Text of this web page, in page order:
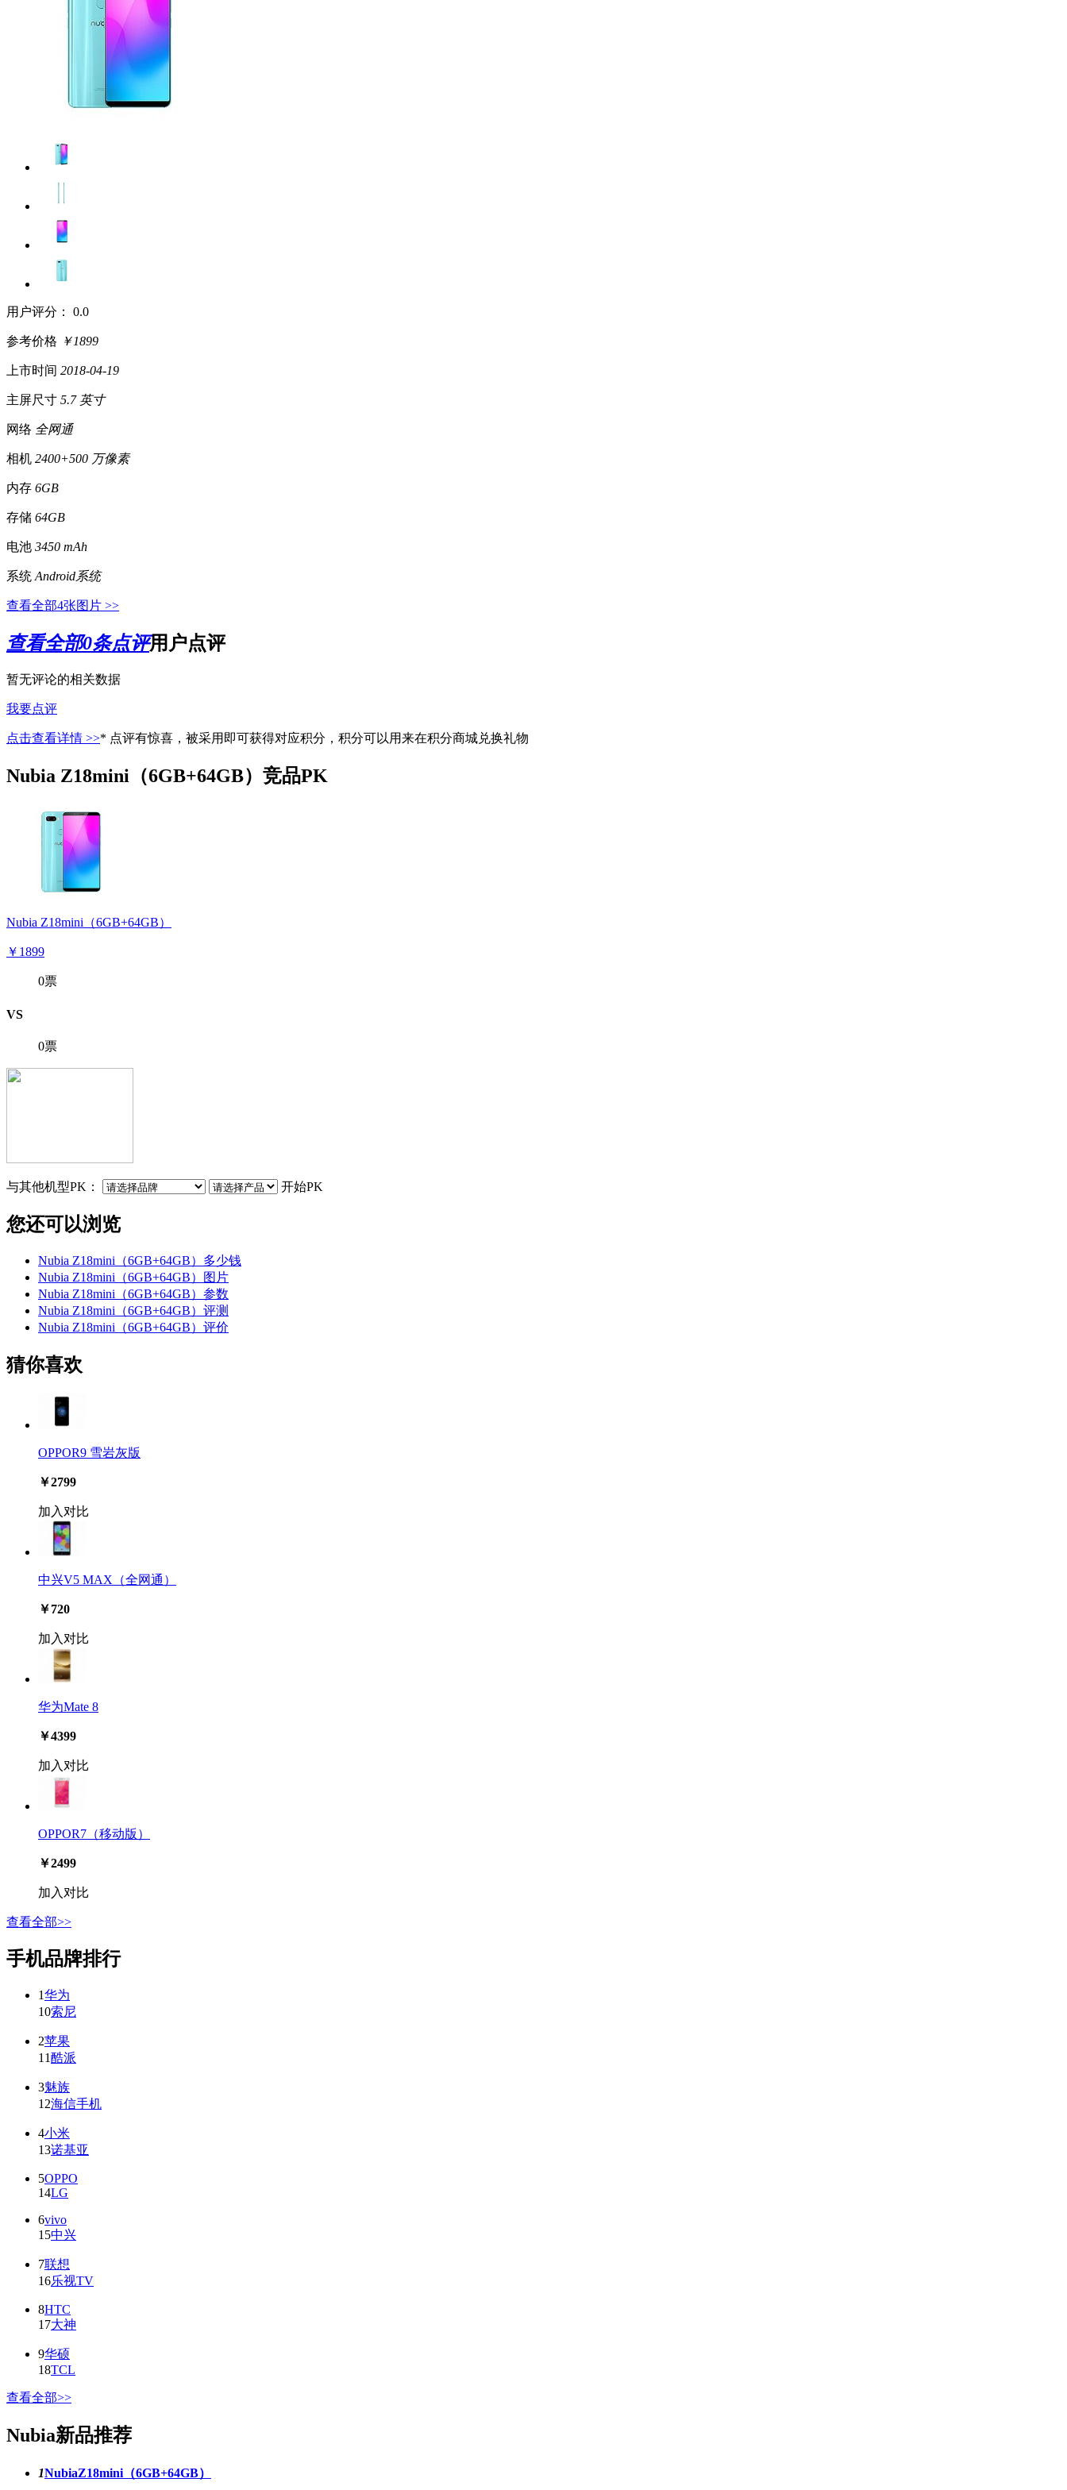
用户评分： 0.0
参考价格 ￥1899
上市时间 2018-04-19
主屏尺寸 5.7 英寸
网络 全网通
相机 2400+500 万像素
内存 6GB
存储 64GB
电池 3450 mAh
系统 Android系统
查看全部4张图片 >>
查看全部0条点评用户点评
暂无评论的相关数据
我要点评
点击查看详情 >>* 点评有惊喜，被采用即可获得对应积分，积分可以用来在积分商城兑换礼物
Nubia Z18mini（6GB+64GB）竞品PK
Nubia Z18mini（6GB+64GB）
￥1899
0票
VS
0票
与其他机型PK： 开始PK
您还可以浏览
Nubia Z18mini（6GB+64GB）多少钱
Nubia Z18mini（6GB+64GB）图片
Nubia Z18mini（6GB+64GB）参数
Nubia Z18mini（6GB+64GB）评测
Nubia Z18mini（6GB+64GB）评价
猜你喜欢
OPPOR9 雪岩灰版
￥2799
加入对比
中兴V5 MAX（全网通）
￥720
加入对比
华为Mate 8
￥4399
加入对比
OPPOR7（移动版）
￥2499
加入对比
查看全部>>
手机品牌排行
1华为
10索尼
2苹果
11酷派
3魅族
12海信手机
4小米
13诺基亚
5OPPO
14LG
6vivo
15中兴
7联想
16乐视TV
8HTC
17大神
9华硕
18TCL
查看全部>>
Nubia新品推荐
1NubiaZ18mini（6GB+64GB）